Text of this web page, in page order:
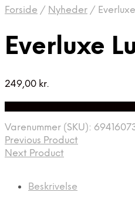
Forside / Nyheder /
Everluxe
249,00 kr.
Varenummer (SKU):
Previous Product
Next Product
Beskrivelse